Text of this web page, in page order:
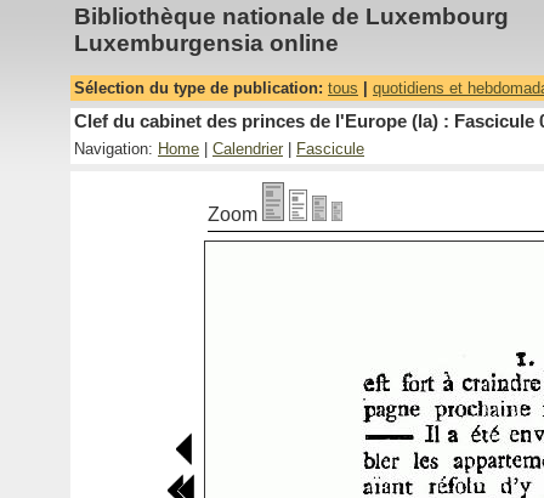
Bibliothèque nationale de Luxembourg
Luxemburgensia online
Sélection du type de publication: tous quotidiens et
Clef du cabinet des princes de l'Europe (la) : Fascicule
Navigation: Home Calendrier Fascicule
Zoom